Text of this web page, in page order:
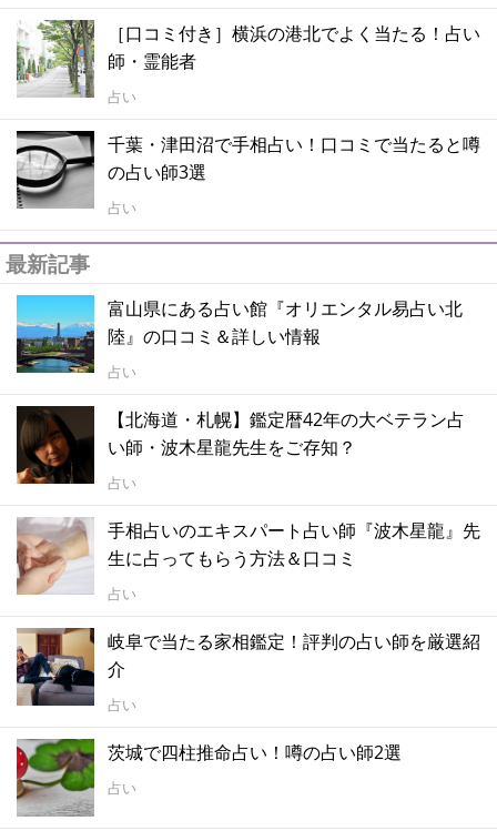
［口コミ付き］横浜の港北でよく当たる！占い
師・霊能者
占い
千葉・津田沼で手相占い！口コミで当たると噂
の占い師3選
占い
最新記事
富山県にある占い館『オリエンタル易占い北
陸』の口コミ＆詳しい情報
占い
【北海道・札幌】鑑定暦42年の大ベテラン占
い師・波木星龍先生をご存知？
占い
手相占いのエキスパート占い師『波木星龍』先
生に占ってもらう方法＆口コミ
占い
岐阜で当たる家相鑑定！評判の占い師を厳選紹
介
占い
茨城で四柱推命占い！噂の占い師2選
占い